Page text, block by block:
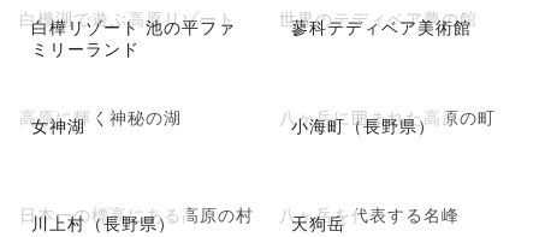
白樺リゾート 池の平ファ
ミリーランド
白樺湖で遊ぶ高原リゾート 蓼科テディベア美術館
世界のテディベア夢の館
女神湖
高原に輝く神秘の湖 小海町（長野県）
八ヶ岳に囲まれた高原の町
川上村（長野県）
日本一の標高にある高原の村 天狗岳
八ヶ岳を代表する名峰